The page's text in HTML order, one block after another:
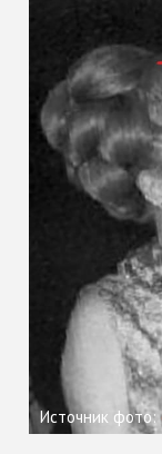
Источник фото: